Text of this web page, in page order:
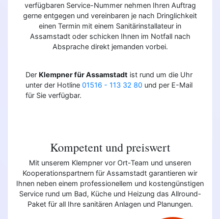
verfügbaren Service-Nummer nehmen Ihren Auftrag
gerne entgegen und vereinbaren je nach Dringlichkeit
einen Termin mit einem Sanitärinstallateur in
Assamstadt oder schicken Ihnen im Notfall nach
Absprache direkt jemanden vorbei.
Der Klempner für Assamstadt ist rund um die Uhr
unter der Hotline 01516 - 113 32 80 und per E-Mail
für Sie verfügbar.
Kompetent und preiswert
Mit unserem Klempner vor Ort-Team und unseren
Kooperationspartnern für Assamstadt garantieren wir
Ihnen neben einem professionellem und kostengünstigen
Service rund um Bad, Küche und Heizung das Allround-
Paket für all Ihre sanitären Anlagen und Planungen.